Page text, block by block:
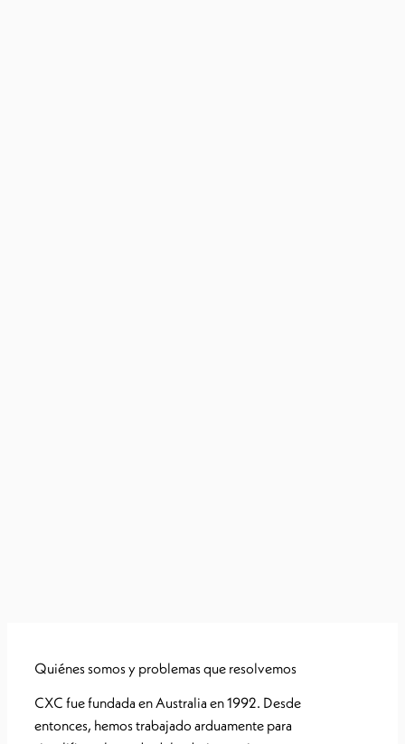
Quiénes somos y problemas que resolvemos
CXC fue fundada en Australia en 1992. Desde
entonces, hemos trabajado arduamente para